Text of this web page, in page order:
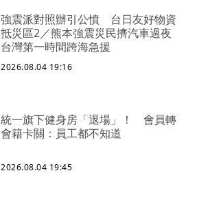
強震派對照辦引公憤 台日友好物資
抵災區2／熊本強震災民擠汽車過夜
台灣第一時間跨海急援
2026.08.04 19:16
統一旗下健身房「退場」！ 會員轉
會籍卡關：員工都不知道
2026.08.04 19:45